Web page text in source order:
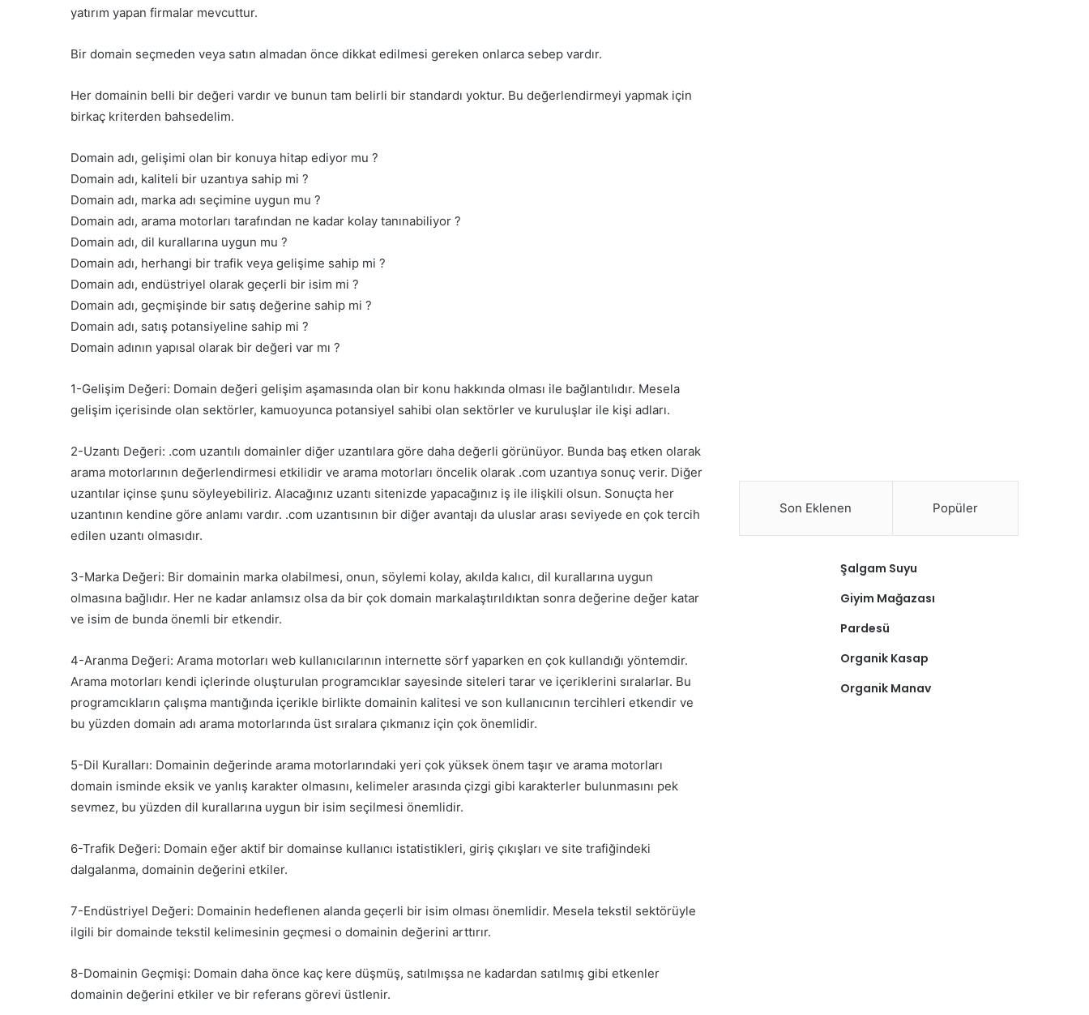
yatırım yapan firmalar mevcuttur.
Bir domain seçmeden veya satın almadan önce dikkat edilmesi gereken onlarca sebep vardır.
Her domainin belli bir değeri vardır ve bunun tam belirli bir standardı yoktur. Bu değerlendirmeyi yapmak için
birkaç kriterden bahsedelim.
Domain adı, gelişimi olan bir konuya hitap ediyor mu ?
Domain adı, kaliteli bir uzantıya sahip mi ?
Domain adı, marka adı seçimine uygun mu ?
Domain adı, arama motorları tarafından ne kadar kolay tanınabiliyor ?
Domain adı, dil kurallarına uygun mu ?
Domain adı, herhangi bir trafik veya gelişime sahip mi ?
Domain adı, endüstriyel olarak geçerli bir isim mi ?
Domain adı, geçmişinde bir satış değerine sahip mi ?
Domain adı, satış potansiyeline sahip mi ?
Domain adının yapısal olarak bir değeri var mı ?
1-Gelişim Değeri: Domain değeri gelişim aşamasında olan bir konu hakkında olması ile bağlantılıdır. Mesela
gelişim içerisinde olan sektörler, kamuoyunca potansiyel sahibi olan sektörler ve kuruluşlar ile kişi adları.
2-Uzantı Değeri: .com uzantılı domainler diğer uzantılara göre daha değerli görünüyor. Bunda baş etken olarak
arama motorlarının değerlendirmesi etkilidir ve arama motorları öncelik olarak .com uzantıya sonuç verir. Diğer
uzantılar içinse şunu söyleyebiliriz. Alacağınız uzantı sitenizde yapacağınız iş ile ilişkili olsun. Sonuçta her
uzantının kendine göre anlamı vardır. .com uzantısının bir diğer avantajı da uluslar arası seviyede en çok tercih
edilen uzantı olmasıdır.
3-Marka Değeri: Bir domainin marka olabilmesi, onun, söylemi kolay, akılda kalıcı, dil kurallarına uygun
olmasına bağlıdır. Her ne kadar anlamsız olsa da bir çok domain markalaştırıldıktan sonra değerine değer katar
ve isim de bunda önemli bir etkendir.
4-Aranma Değeri: Arama motorları web kullanıcılarının internette sörf yaparken en çok kullandığı yöntemdir.
Arama motorları kendi içlerinde oluşturulan programcıklar sayesinde siteleri tarar ve içeriklerini sıralarlar. Bu
programcıkların çalışma mantığında içerikle birlikte domainin kalitesi ve son kullanıcının tercihleri etkendir ve
bu yüzden domain adı arama motorlarında üst sıralara çıkmanız için çok önemlidir.
5-Dil Kuralları: Domainin değerinde arama motorlarındaki yeri çok yüksek önem taşır ve arama motorları
domain isminde eksik ve yanlış karakter olmasını, kelimeler arasında çizgi gibi karakterler bulunmasını pek
sevmez, bu yüzden dil kurallarına uygun bir isim seçilmesi önemlidir.
6-Trafik Değeri: Domain eğer aktif bir domainse kullanıcı istatistikleri, giriş çıkışları ve site trafiğindeki
dalgalanma, domainin değerini etkiler.
7-Endüstriyel Değeri: Domainin hedeflenen alanda geçerli bir isim olması önemlidir. Mesela tekstil sektörüyle
ilgili bir domainde tekstil kelimesinin geçmesi o domainin değerini arttırır.
8-Domainin Geçmişi: Domain daha önce kaç kere düşmüş, satılmışsa ne kadardan satılmış gibi etkenler
domainin değerini etkiler ve bir referans görevi üstlenir.
Son Eklenen Popüler
Şalgam Suyu
Giyim Mağazası
Pardesü
Organik Kasap
Organik Manav